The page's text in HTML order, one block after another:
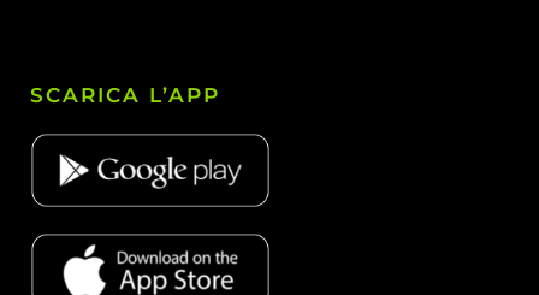
SCARICA L’APP